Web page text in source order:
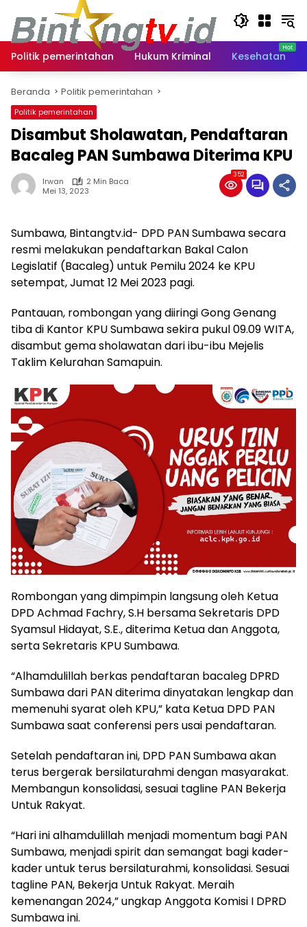
konten
Politik pemerintahan
Hukum Kriminal Kesehatan
Beranda Politik pemerintahan
Politik pemerintahan
Disambut Sholawatan, Pendaftaran
Bacaleg PAN Sumbawa Diterima KPU
Irwan
2 Min Baca
Mei 13, 2023
352
Sumbawa, Bintangtv.id- DPD PAN Sumbawa secara
resmi melakukan pendaftarkan Bakal Calon
Legislatif (Bacaleg) untuk Pemilu 2024 ke KPU
setempat, Jumat 12 Mei 2023 pagi.
Pantauan, rombongan yang diiringi Gong Genang
tiba di Kantor KPU Sumbawa sekira pukul 09.09 WITA,
disambut gema sholawatan dari ibu-ibu Mejelis
Taklim Kelurahan Samapuin.
Rombongan yang dimpimpin langsung oleh Ketua
DPD Achmad Fachry, S.H bersama Sekretaris DPD
Syamsul Hidayat, S.E., diterima Ketua dan Anggota,
serta Sekretaris KPU Sumbawa.
“Alhamdulillah berkas pendaftaran bacaleg DPRD
Sumbawa dari PAN diterima dinyatakan lengkap dan
memenuhi syarat oleh KPU,” kata Ketua DPD PAN
Sumbawa saat conferensi pers usai pendaftaran.
Setelah pendaftaran ini, DPD PAN Sumbawa akan
terus bergerak bersilaturahmi dengan masyarakat.
Membangun konsolidasi, sesuai tagline PAN Bekerja
Untuk Rakyat.
“Hari ini alhamdulillah menjadi momentum bagi PAN
Sumbawa, menjadi spirit dan semangat bagi kader-
kader untuk terus bersilaturahmi, konsolidasi. Sesuai
tagline PAN, Bekerja Untuk Rakyat. Meraih
kemenangan 2024,” ungkap Anggota Komisi I DPRD
Sumbawa ini.